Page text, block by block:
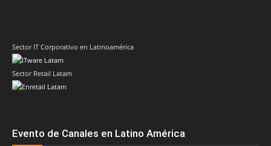
Sector IT Corporativo en Latinoamérica
Sector Retail Latam
Evento de Canales en Latino América